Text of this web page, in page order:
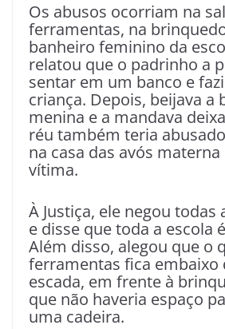
Os abusos ocorriam na
ferramentas, na
banheiro feminino da
relatou que o padrinho a
sentar em um banco e
criança. Depois, beijava a
menina e a mandava
réu também teria
na casa das avós
vítima.
À Justiça, ele negou todas
e disse que toda a escola
Além disso, alegou que o
ferramentas fica embaixo
escada, em frente à
que não haveria espaço
uma cadeira.